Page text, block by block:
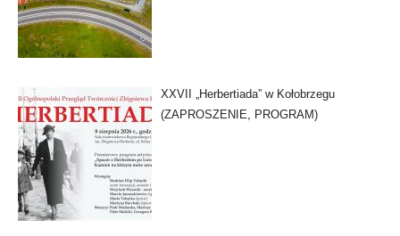
XXVII „Herbertiada” w Kołobrzegu
(ZAPROSZENIE, PROGRAM)